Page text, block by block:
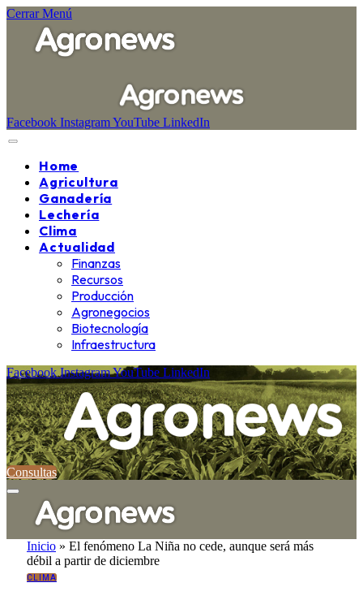
Cerrar Menú
Facebook InstagramYouTube LinkedIn
Home
Agricultura
Ganadería
Lechería
Clima
Actualidad
Finanzas
Recursos
Producción
Agronegocios
Biotecnología
Infraestructura
Facebook InstagramYouTube LinkedIn
Consultas
Inicio » El fenómeno La Niña no cede, aunque será más
débil a partir de diciembre
CLIMA